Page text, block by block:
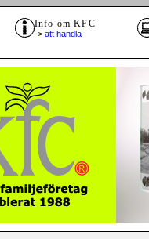
Info om KFC
-> att handla